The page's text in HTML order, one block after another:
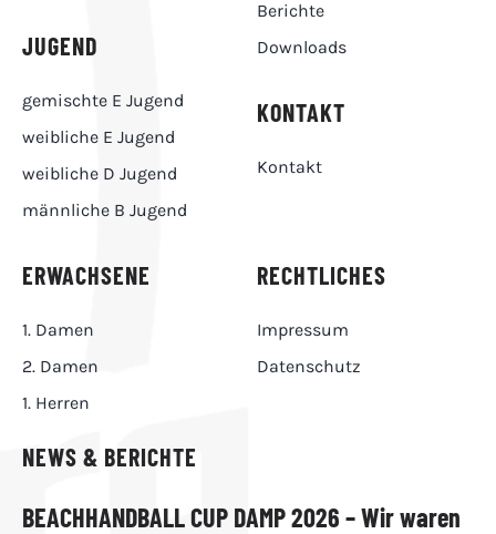
JUGEND
gemischte E Jugend
weibliche E Jugend
weibliche D Jugend
männliche B Jugend
ERWACHSENE
1. Damen
2. Damen
1. Herren
Berichte
Downloads
KONTAKT
Kontakt
RECHTLICHES
Impressum
Datenschutz
NEWS & BERICHTE
BEACHHANDBALL CUP DAMP 2026 – Wir waren